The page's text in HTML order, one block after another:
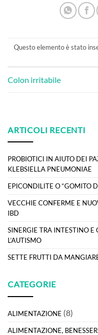
Questo elemento è stato
Colon irritabile
ARTICOLI RECENTI
PROBIOTICI IN AIUTO DEI
KLEBSIELLA PNEUMONIAE
EPICONDILITE O “GOMITO
VECCHIE CONFERME E
IBD
SINERGIE TRA INTESTINO E
L’AUTISMO
SETTE FRUTTI DA
CATEGORIE
ALIMENTAZIONE (8)
ALIMENTAZIONE,